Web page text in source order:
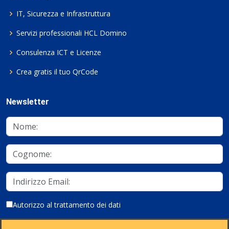
IT, Sicurezza e Infrastruttura
Servizi professionali HCL Domino
Consulenza ICT e Licenze
Crea gratis il tuo QrCode
Newsletter
Autorizzo al trattamento dei dati